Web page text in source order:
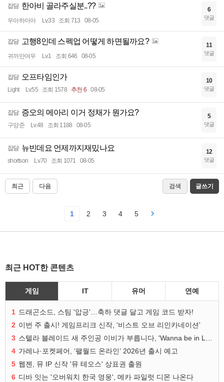
잡담 한아비 골라주실분..??
우아하아아 Lv.33 조회 713 08-05
6
댓글
잡담 고행8인데 스펙업 어떻게 하면될까요?
귀까만여우 Lv.1 조회 646 08-05
11
댓글
잡담 오프타임인가
Light Lv.55 조회 1578 추천 6 08-05
10
댓글
잡담 증오의 메아리 이거 정채가 뭔가요?
구양준 Lv.48 조회 1188 08-05
5
댓글
잡담 뉴빈데요 언제까지재밌나요
shortson Lv.70 조회 1071 08-05
12
댓글
최근 다음 검색 글쓰기
1 2 3 4 5
최근 HOT한 콘텐츠
게임 IT 유머 연예
1 드래곤소드, 스팀 '압긍'…축하 댓글 달고 게임 코드 받자!
2 이번 주 출시! 게임프리크 신작, '비스트 오브 리인카네이션'
3
4 가레나·포켓페어, ‘팰월드 온라인’ 2026년 출시 예고
5 웹젠, 뮤 IP 신작 '뮤 테오스' 상표권 출원
6 디바 잇는 '오버워치 한국 영웅', 메카 파일럿 디몬 나온다